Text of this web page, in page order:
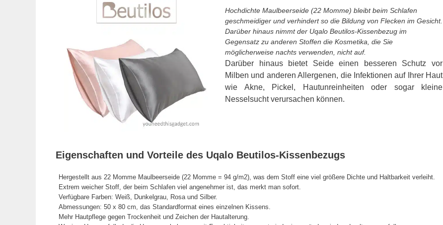
Hochdichte Maulbeerseide (22 Momme) bleibt beim Schlafen
geschmeidiger und verhindert so die Bildung von Flecken im Gesicht.
Darüber hinaus nimmt der Uqalo Beutilos-Kissenbezug im
Gegensatz zu anderen Stoffen die Kosmetika, die Sie
möglicherweise nachts verwenden, nicht auf.
Darüber hinaus bietet Seide einen besseren Schutz vor
Milben und anderen Allergenen, die Infektionen auf Ihrer Haut
wie Akne, Pickel, Hautunreinheiten oder sogar kleine
Nesselsucht verursachen können.
Eigenschaften und Vorteile des Uqalo Beutilos-Kissenbezugs
Hergestellt aus 22 Momme Maulbeerseide (22 Momme = 94 g/m2), was dem Stoff eine viel größere Dichte und Haltbarkeit verleiht.
Extrem weicher Stoff, der beim Schlafen viel angenehmer ist, das merkt man sofort.
Verfügbare Farben: Weiß, Dunkelgrau, Rosa und Silber.
Abmessungen: 50 x 80 cm, das Standardformat eines einzelnen Kissens.
Mehr Hautpflege gegen Trockenheit und Zeichen der Hautalterung.